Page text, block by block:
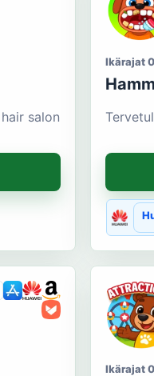
salon
Ikärajat
Ikärajat